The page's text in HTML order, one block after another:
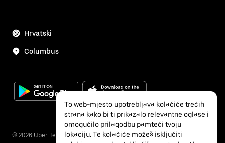
Hrvatski
Columbus
© 2026 Uber Technologies Inc.
To web-mjesto upotrebljava kolačiće trećih
strana kako bi ti prikazalo relevantne oglase i
omogućilo prilagodbu pamteći tvoju
lokaciju. Te kolačiće možeš isključiti